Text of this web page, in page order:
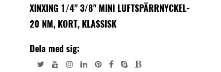
XINXING 1/4" 3/8" MINI LUFTSPÄRRNYCKEL-
20 NM, KORT, KLASSISK
Dela med sig: